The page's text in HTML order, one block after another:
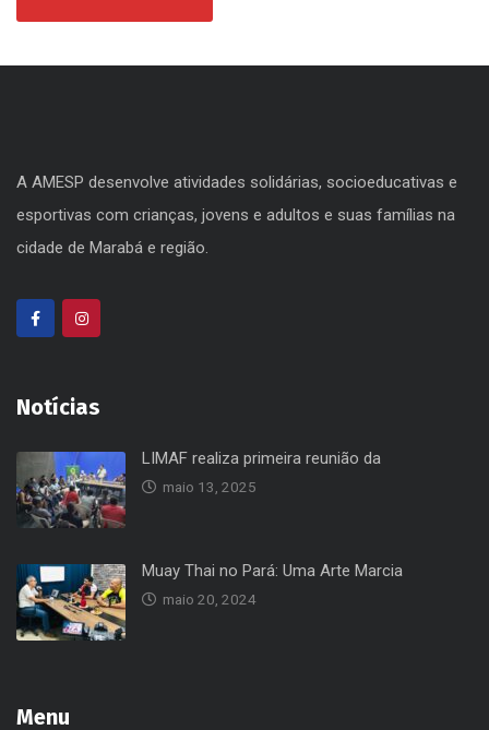
A AMESP desenvolve atividades solidárias, socioeducativas e
esportivas com crianças, jovens e adultos e suas famílias na
cidade de Marabá e região.
Notícias
LIMAF realiza primeira reunião da
maio 13, 2025
Muay Thai no Pará: Uma Arte Marcia
maio 20, 2024
Menu